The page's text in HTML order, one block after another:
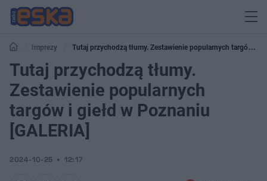
Imprezy
Tutaj przychodzą tłumy. Zestawienie popularnych targów i
giełd w Poznaniu [GALERIA]
Tutaj przychodzą tłumy.
Zestawienie popularnych
targów i giełd w Poznaniu
[GALERIA]
2024-10-25 12:17